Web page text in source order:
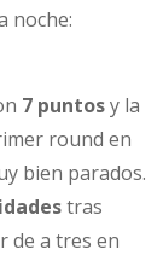
noche:
7 puntosy la
round en
bien parados.
tras
de a tres en